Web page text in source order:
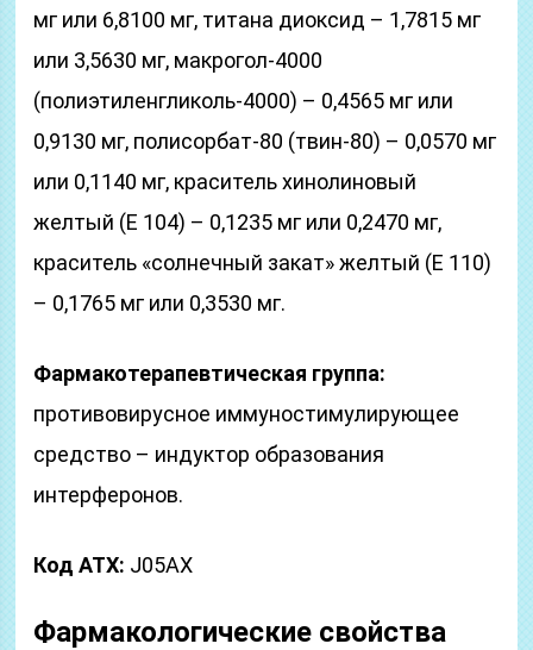
мг или 6,8100 мг, титана диоксид – 1,7815 мг
или 3,5630 мг, макрогол-4000
(полиэтиленгликоль-4000) – 0,4565 мг или
0,9130 мг, полисорбат-80 (твин-80) – 0,0570 мг
или 0,1140 мг, краситель хинолиновый
желтый (Е 104) – 0,1235 мг или 0,2470 мг,
краситель «солнечный закат» желтый (Е 110)
– 0,1765 мг или 0,3530 мг.
Фармакотерапевтическая группа:
противовирусное иммуностимулирующее
средство – индуктор образования
интерферонов.
Код АТХ: J05АХ
Фармакологические свойства